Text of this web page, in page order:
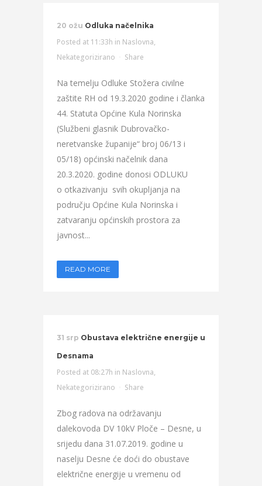
20 ožu Odluka načelnika
Posted at 11:33h in Naslovna,
Nekategorizirano
Share
Na temelju Odluke Stožera civilne
zaštite RH od 19.3.2020 godine i članka
44. Statuta Općine Kula Norinska
(Službeni glasnik Dubrovačko-
neretvanske županije“ broj 06/13 i
05/18) općinski načelnik dana
20.3.2020. godine donosi ODLUKU
o otkazivanju svih okupljanja na
području Općine Kula Norinska i
zatvaranju općinskih prostora za
javnost...
READ MORE
31 srp Obustava električne energije u
Desnama
Posted at 08:27h in Naslovna,
Nekategorizirano
Share
Zbog radova na održavanju
dalekovoda DV 10kV Ploče – Desne, u
srijedu dana 31.07.2019. godine u
naselju Desne će doći do obustave
električne energije u vremenu od